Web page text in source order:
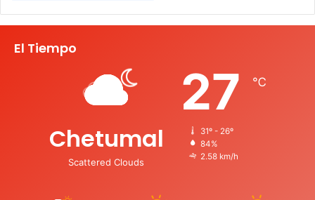
El Tiempo
Chetumal
Scattered Clouds
27 ℃
31º - 26º
84%
2.58 km/h